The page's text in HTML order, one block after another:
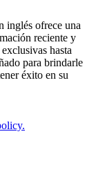
inglés ofrece una
reciente y
hasta
para brindarle
éxito en su